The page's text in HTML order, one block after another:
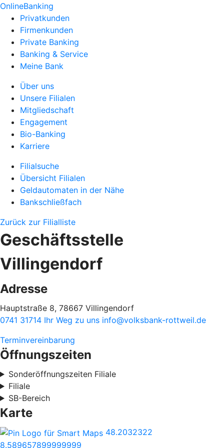
OnlineBanking
Privatkunden
Firmenkunden
Private Banking
Banking & Service
Meine Bank
Über uns
Unsere Filialen
Mitgliedschaft
Engagement
Bio-Banking
Karriere
Filialsuche
Übersicht Filialen
Geldautomaten in der Nähe
Bankschließfach
Zurück zur Filialliste
Geschäftsstelle
Villingendorf
Adresse
Hauptstraße 8, 78667 Villingendorf
0741 31714 Ihr Weg zu uns info@volksbank-rottweil.de
Terminvereinbarung
Öffnungszeiten
Sonderöffnungszeiten Filiale
Filiale
SB-Bereich
Karte
48.2032322
8.589657899999999